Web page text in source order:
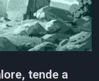
tende a